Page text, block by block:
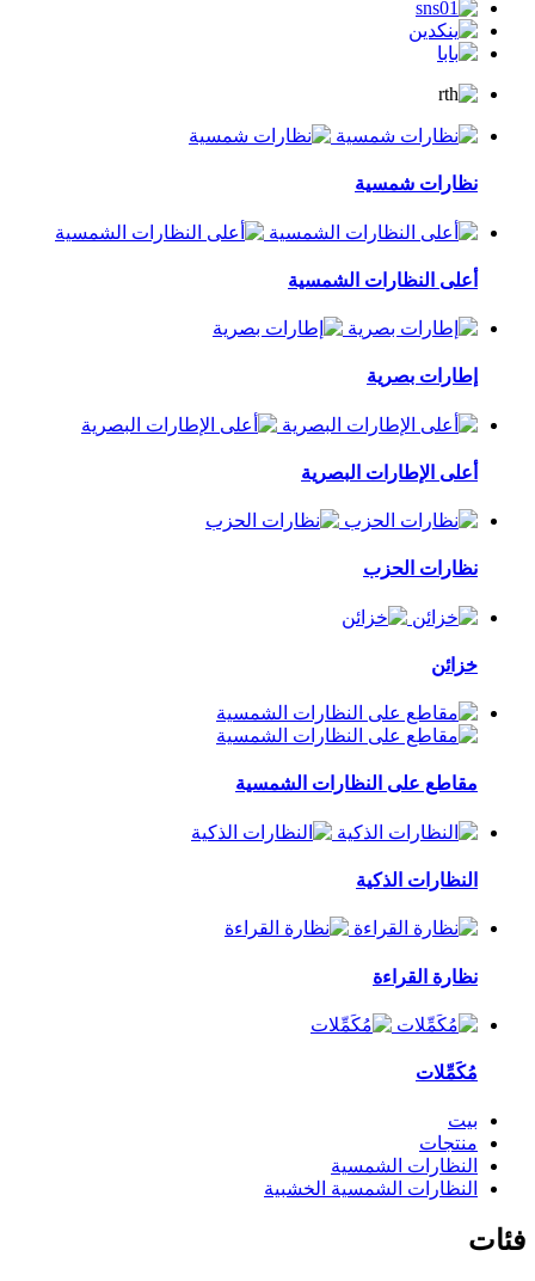
نظارات شمسية
أعلى النظارات الشمسية
إطارات بصرية
أعلى الإطارات البصرية
نظارات الحزب
خزائن
مقاطع على النظارات الشمسية
النظارات الذكية
نظارة القراءة
مُكَمِّلات
بيت
منتجات
النظارات الشمسية
النظارات الشمسية الخشبية
فئات